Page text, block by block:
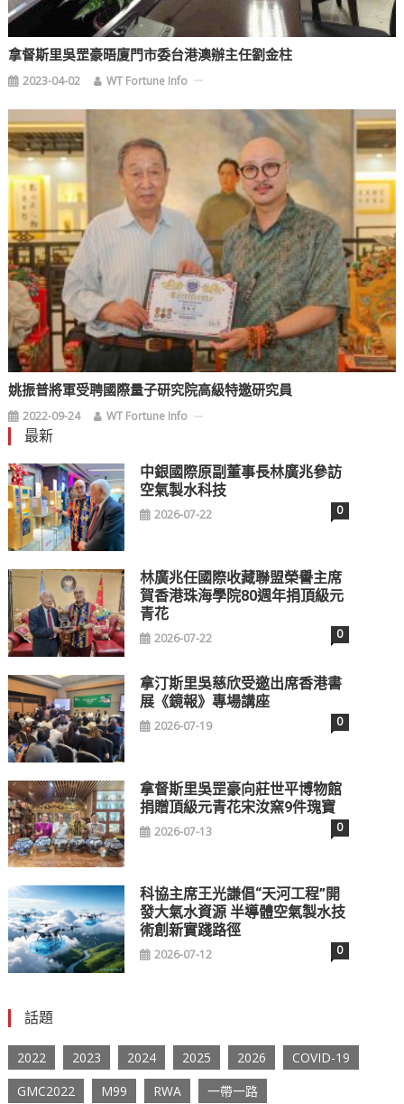
拿督斯里吳罡豪晤廈門市委台港澳辦主任劉金柱
2023-04-02 WT Fortune Info
姚振普將軍受聘國際量子研究院高級特邀研究員
2022-09-24 WT Fortune Info
最新
中銀國際原副董事長林廣兆參訪
空氣製水科技
2026-07-22 0
林廣兆任國際收藏聯盟榮譽主席
賀香港珠海學院80週年捐頂級元
青花
2026-07-22 0
拿汀斯里吳慈欣受邀出席香港書
展《鏡報》專場講座
2026-07-19 0
拿督斯里吳罡豪向莊世平博物館
捐贈頂級元青花宋汝窯9件瑰寶
2026-07-13 0
科協主席王光謙倡“天河工程”開
發大氣水資源 半導體空氣製水技
術創新實踐路徑
2026-07-12 0
話題
2022 2023 2024 2025 2026
COVID-19
GMC2022
M99 RWA
一帶一路